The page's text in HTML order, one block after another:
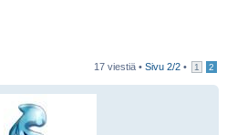
17 viestiä • Sivu 2/2 • 1 2